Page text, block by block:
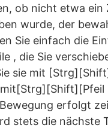
ob nicht etwa ein
wurde, der
Sie einfach die
, die Sie
sie mit
erfolgt
stets die nächste